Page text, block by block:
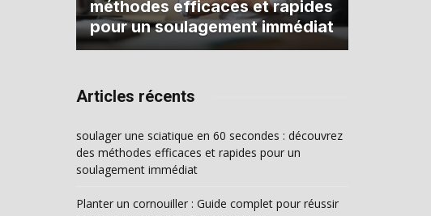
méthodes efficaces et rapides
pour un soulagement immédiat
Articles récents
soulager une sciatique en 60 secondes : découvrez
des méthodes efficaces et rapides pour un
soulagement immédiat
Planter un cornouiller : Guide complet pour réussir